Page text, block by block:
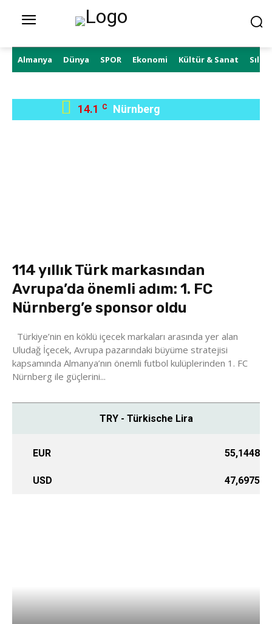
Almanya Dünya SPOR Ekonomi Kültür & Sanat Sıla
14.1 C Nürnberg
114 yıllık Türk markasından
Avrupa’da önemli adım: 1. FC
Nürnberg’e sponsor oldu
Uludağ İçecek, Avrupa pazarındaki büyüme stratejisi
kapsamında Almanya’nın önemli futbol kulüplerinden 1. FC
Nürnberg ile güçlerini...
TRY - Türkische Lira
EUR 55,1448
USD 47,6975